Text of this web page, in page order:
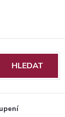
HLEDAT